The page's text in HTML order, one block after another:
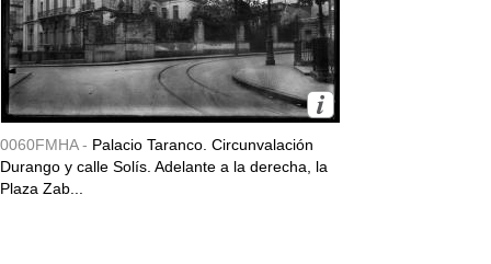
0060FMHA - Palacio Taranco. Circunvalación
Durango y calle Solís. Adelante a la derecha, la
Plaza Zab...